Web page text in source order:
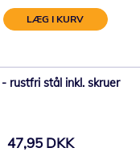
LÆG I KURV
rustfri stål inkl. skruer
47,95 DKK